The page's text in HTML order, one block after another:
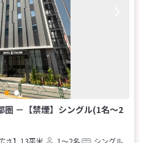
－【禁煙】シングル(1名～2
広さ】13平米 1～2名
シングル